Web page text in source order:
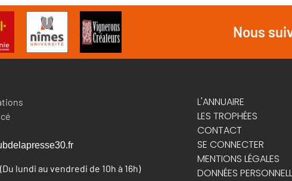
Nous
lundi au vendredi de 10h à 16h)
L'ANNUAIRE
LES TROPHÉES
CONTACT
SE CONNECTER
MENTIONS LÉGALES
DONNÉES